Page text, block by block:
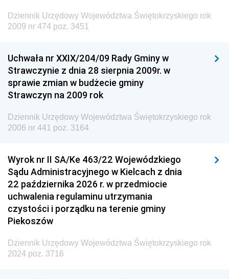
Dziennik Urzędowy Ministra Edukacji
Dziennik Urzędowy Ministra Przemysłu
Dziennik Urzędowy Ministra Finansów i Gospodarki
Dziennik Urzędowy Ministra do Spraw Unii
Dziennik Urzędowy Agencji Wywiadu
Dziennik Urzędowy Województwa Świętokrzyskiego rok
2009 nr 474 poz. 3451
Uchwała nr XXIX/204/09 Rady Gminy w
Strawczynie z dnia 28 sierpnia 2009r. w
sprawie zmian w budżecie gminy
Strawczyn na 2009 rok
Dziennik Urzędowy Województwa Świętokrzyskiego rok
2006 nr 441 poz. 3164
Wyrok nr II SA/Ke 463/22 Wojewódzkiego
Sądu Administracyjnego w Kielcach z dnia
22 października 2026 r. w przedmiocie
uchwalenia regulaminu utrzymania
czystości i porządku na terenie gminy
Piekoszów
Dziennik Urzędowy Województwa Świętokrzyskiego rok
2024 poz. 3716